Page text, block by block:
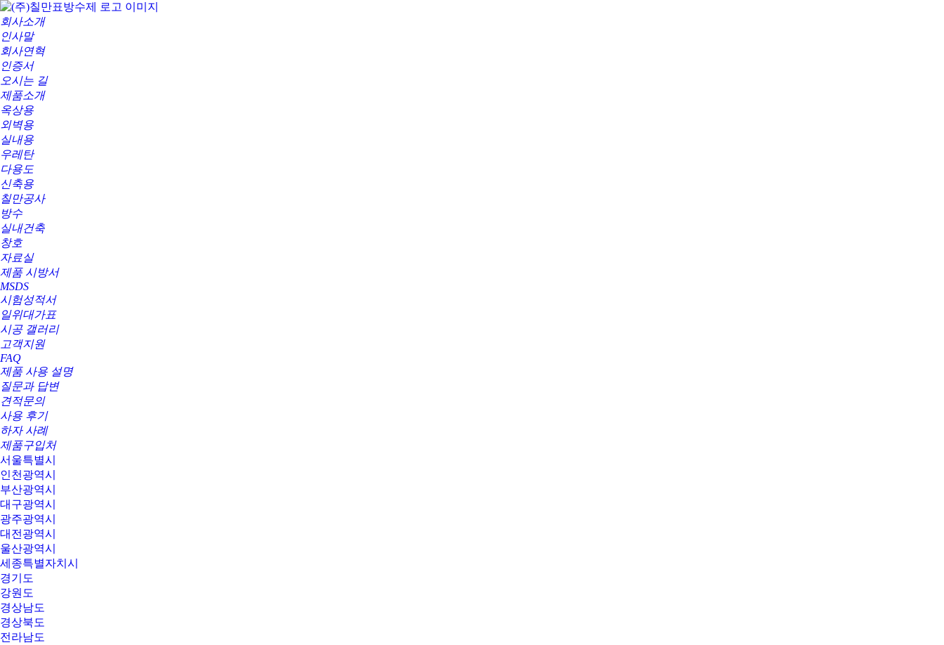
회사소개
인사말
회사연혁
인증서
오시는 길
제품소개
옥상용
외벽용
실내용
우레탄
다용도
신축용
칠만공사
방수
실내건축
창호
자료실
제품 시방서
MSDS
시험성적서
일위대가표
시공 갤러리
고객지원
FAQ
제품 사용 설명
질문과 답변
견적문의
사용 후기
하자 사례
제품구입처
서울특별시
인천광역시
부산광역시
대구광역시
광주광역시
대전광역시
울산광역시
세종특별자치시
경기도
강원도
경상남도
경상북도
전라남도